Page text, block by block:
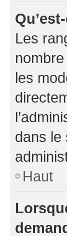
Les
les
dans le
Haut